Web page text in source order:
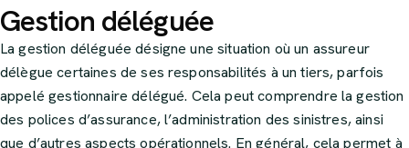
Gestion déléguée
La gestion déléguée désigne une situation où un assureur
délègue certaines de ses responsabilités à un tiers, parfois
appelé gestionnaire délégué. Cela peut comprendre la gestion
des polices d’assurance, l’administration des sinistres, ainsi
que d’autres aspects opérationnels. En général, cela permet à